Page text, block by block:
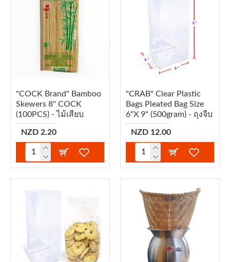
"COCK Brand" Bamboo
Skewers 8" COCK
(100PCS) - ไม้เสียบ
NZD 2.20
"CRAB" Clear Plastic
Bags Pleated Bag Size
6"x 9" (500gram) - ถุงจีบ
NZD 12.00